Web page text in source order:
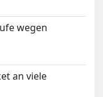
wegen
an viele